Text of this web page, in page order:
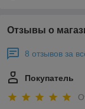
Отзывы о
8 отзывов за
Покупатель